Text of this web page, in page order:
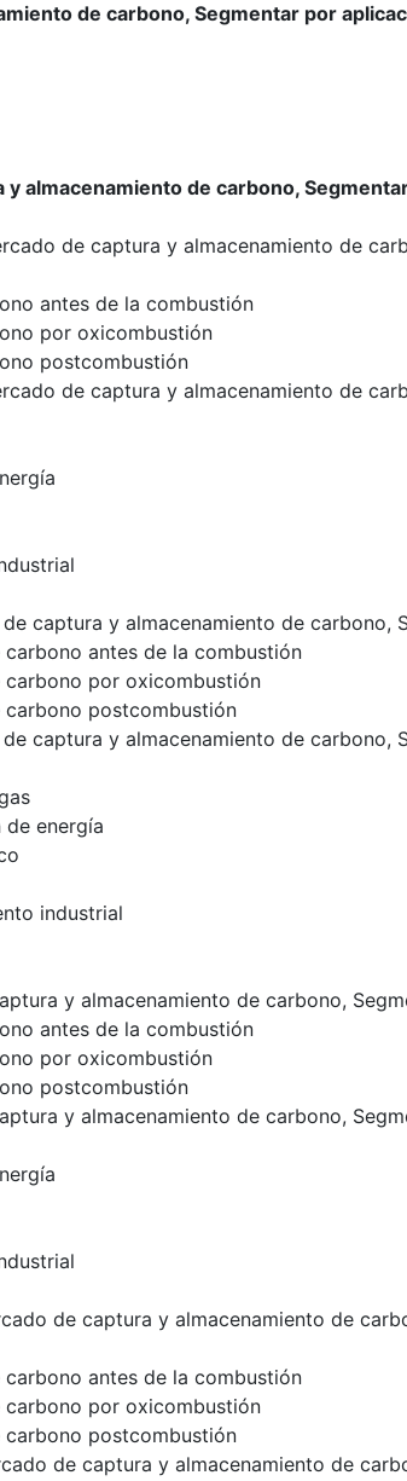
de carbono, Segmentar por
almacenamiento de carbono,
de captura y almacenamiento de
antes de la combustión
por oxicombustión
postcombustión
de captura y almacenamiento de
de captura y almacenamiento de carbono,
carbono antes de la combustión
carbono por oxicombustión
carbono postcombustión
de captura y almacenamiento de carbono,
de energía
industrial
y almacenamiento de carbono,
antes de la combustión
por oxicombustión
postcombustión
y almacenamiento de carbono,
de captura y almacenamiento de
carbono antes de la combustión
carbono por oxicombustión
carbono postcombustión
de captura y almacenamiento de